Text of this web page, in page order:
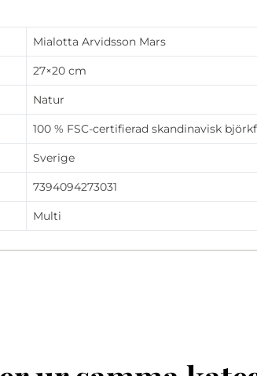
Mialotta Arvidsson Mars
27×20 cm
Natur
100 % FSC-certifierad skandinavisk
Sverige
7394094273031
Multi